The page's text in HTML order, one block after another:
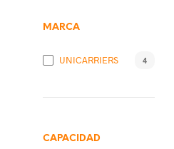
MARCA
UNICARRIERS 4
CAPACIDAD